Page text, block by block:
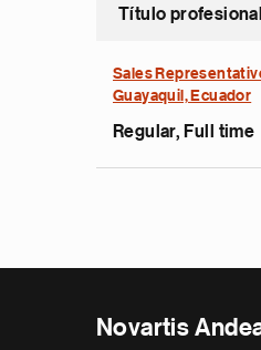
Título profesional
Sales
Guayaquil, Ecuador
Regular, Full time
Novartis